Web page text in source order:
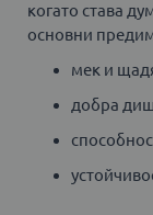
когато става
основни
мек и
добра